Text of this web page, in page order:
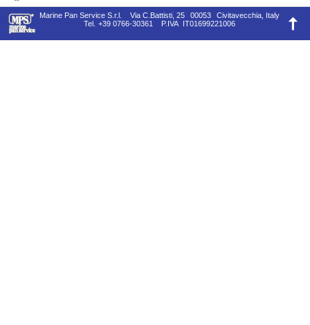
Marine Pan Service S.r.l. Via C.Battisti, 25 00053
Civitavecchia, Italy
Tel.
+39 0766-30361 P.IVA IT01699221006